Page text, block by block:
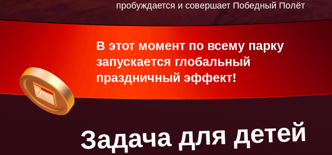
В этот момент по всему парку
запускается глобальный
праздничный эффект!
Задача для детей
пробуждается и совершает Победный Полёт